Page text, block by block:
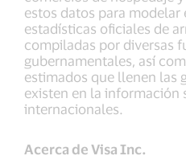
estos datos para
estadísticas oficiales de
compiladas por diversas
gubernamentales, así
estimados que llenen las
existen en la información
internacionales.
Acerca de Visa Inc.